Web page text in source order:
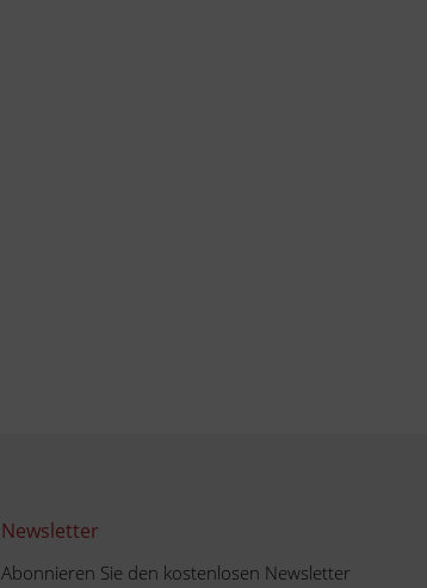
Newsletter
Abonnieren Sie den kostenlosen Newsletter